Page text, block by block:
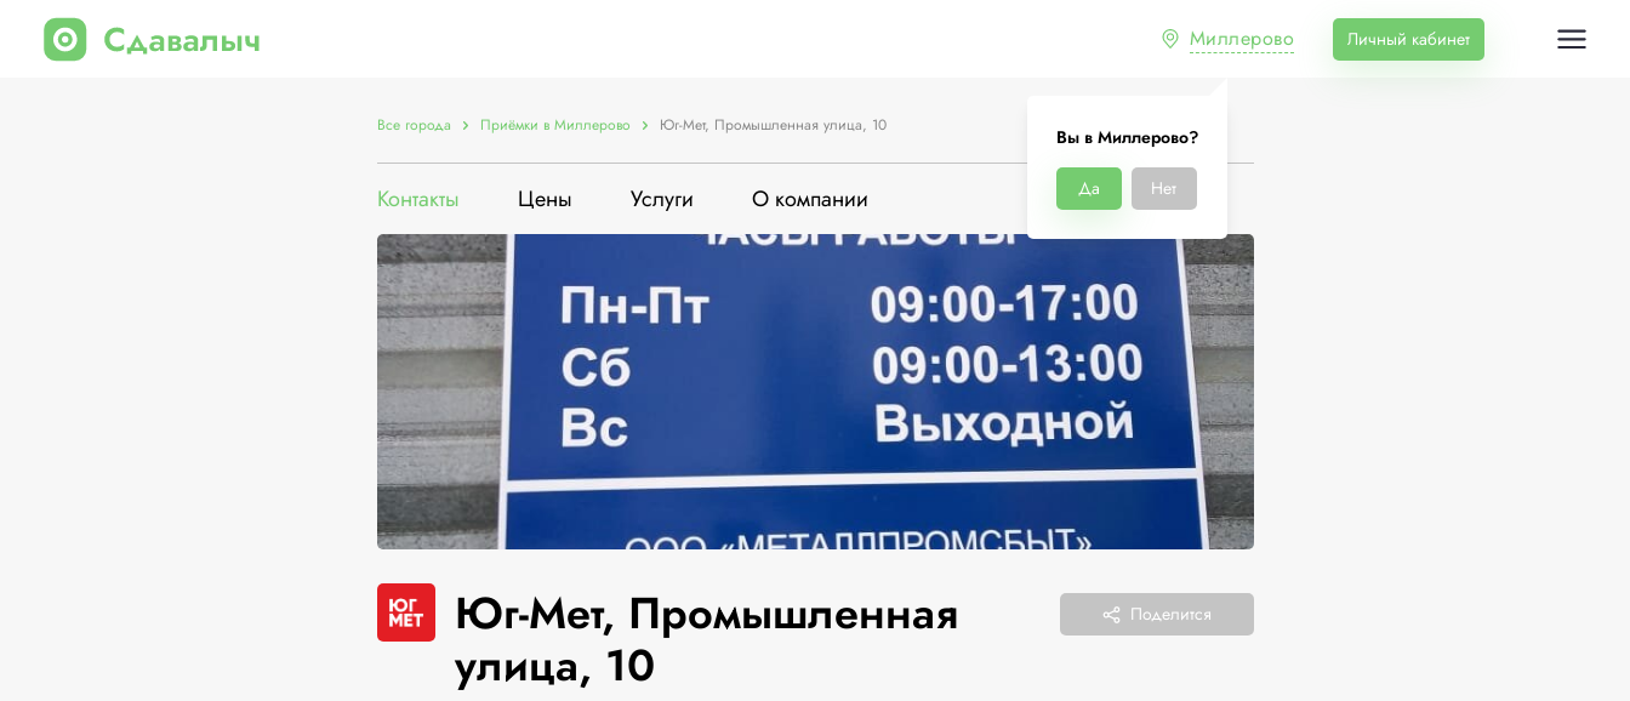
Миллерово
Вы в Миллерово?
Да Нет
Личный кабинет
Все города Приёмки в Миллерово Юг-Мет, Промышленная улица, 10
Контакты Цены Услуги О компании
Юг-Мет, Промышленная
улица, 10
Поделится